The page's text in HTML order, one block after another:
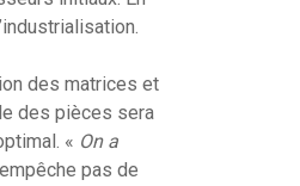
des matrices et
des pièces sera
« On a
pas de